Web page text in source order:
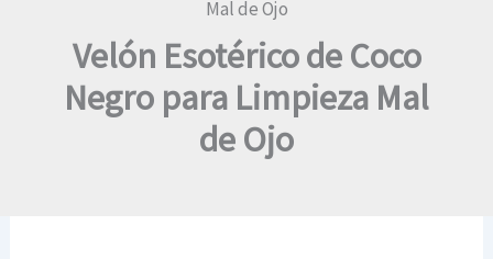
Mal de Ojo
Velón Esotérico de Coco
Negro para Limpieza Mal
de Ojo